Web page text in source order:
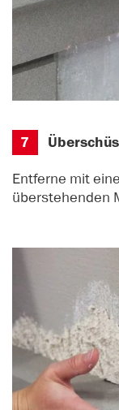
7
Entferne mit
überstehenden